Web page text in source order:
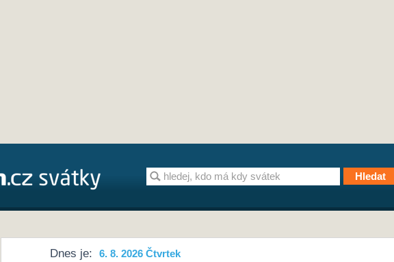
Dnes je: 6. 8. 2026 Čtvrtek